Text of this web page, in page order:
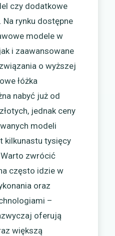
czy dodatkowe
rynku dostępne
modele w
i zaawansowane
o wyższej
łóżka
nabyć już od
jednak ceny
modeli
kilkunastu tysięcy
zwrócić
często idzie w
oraz
–
oferują
większą